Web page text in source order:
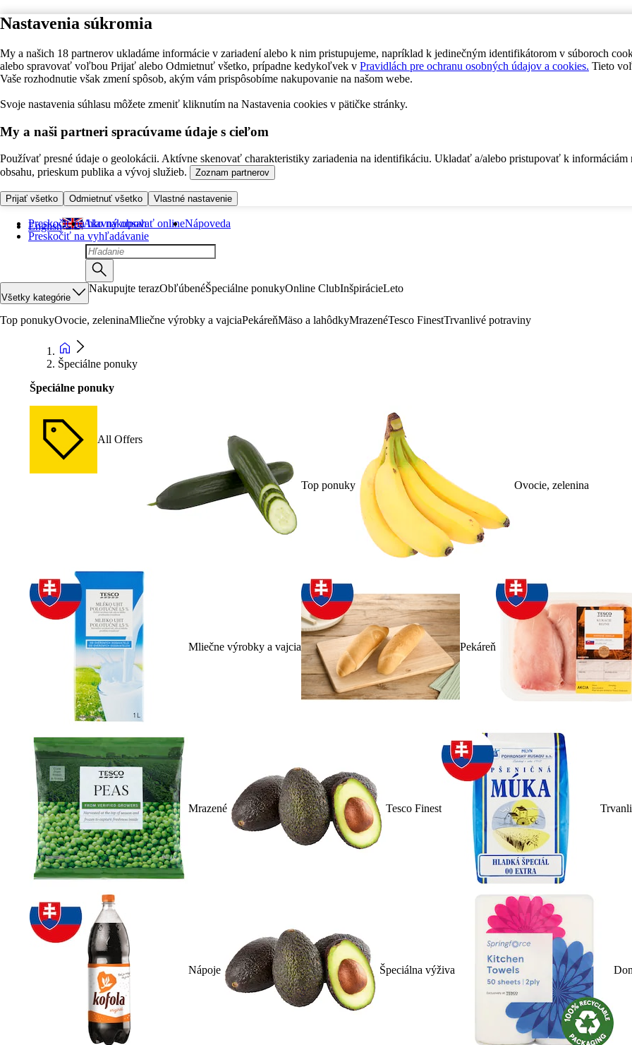
Nastavenia súkromia
My a našich 18 partnerov ukladáme informácie v zariadení alebo k nim pristupujeme, napríklad k jedinečným identifikátorom v súboroch
alebo spravovať voľbou Prijať alebo Odmietnuť všetko, prípadne kedykoľvek v Pravidlách pre ochranu osobných údajov a cookies. Tieto
Vaše rozhodnutie však zmení spôsob, akým vám prispôsobíme nakupovanie na našom webe.
Svoje nastavenia súhlasu môžete zmeniť kliknutím na Nastavenia cookies v pätičke stránky.
My a naši partneri spracúvame údaje s cieľom
Používať presné údaje o geolokácii. Aktívne skenovať charakteristiky zariadenia na identifikáciu. Ukladať a/alebo pristupovať k informáciám
obsahu, prieskum publika a vývoj služieb.
Zoznam partnerov
Prijať všetko Odmietnuť všetko Vlastné nastavenie
Preskočiť na hlavný obsah
Preskočiť na vyhľadávanie
English Ako nakupovať onlineNápoveda
Všetky kategórie
Nakupujte terazObľúbenéŠpeciálne ponukyOnline ClubInšpirácieLeto
Top ponukyOvocie, zeleninaMliečne výrobky a vajciaPekáreňMäso a lahôdkyMrazenéTesco FinestTrvanlivé potraviny
Špeciálne ponuky
Špeciálne ponuky
All Offers
Top ponuky Ovocie, zelenina
Mliečne výrobky a vajcia Pekáreň
Mrazené Tesco Finest
Nápoje Špeciálna výživa